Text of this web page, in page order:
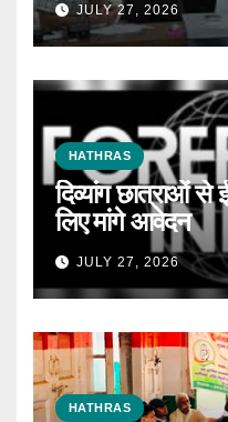
JULY 27, 2026
HATHRAS
दिव्यांग छात्राओं से
लिए मांगे आवेदन
JULY 27, 2026
HATHRAS